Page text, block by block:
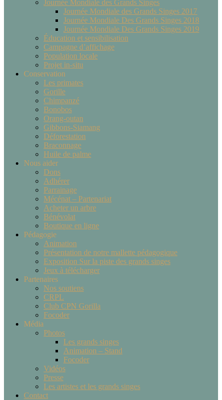
Journée Mondiale des Grands Singes
Journée Mondiale des Grands Singes 2017
Journée Mondiale Des Grands Singes 2018
Journée Mondiale Des Grands Singes 2019
Éducation et sensibilisation
Campagne d’affichage
Population locale
Projet in-situ
Conservation
Les primates
Gorille
Chimpanzé
Bonobos
Orang-outan
Gibbons-Siamang
Déforestation
Braconnage
Huile de palme
Nous aider
Dons
Adhérer
Parrainage
Mécénat – Partenariat
Acheter un arbre
Bénévolat
Boutique en ligne
Pédagogie
Animation
Présentation de notre mallette pédagogique
Exposition Sur la piste des grands singes
Jeux à télécharger
Partenaires
Nos soutiens
CRPL
Club CPN Gorilla
Focoder
Média
Photos
Les grands singes
Animation – Stand
Focoder
Vidéos
Presse
Les artistes et les grands singes
Contact